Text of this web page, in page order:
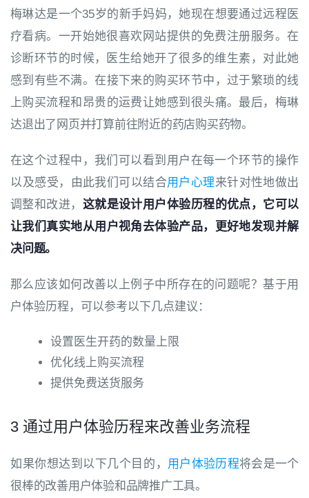
梅琳达是一个35岁的新手妈妈，她现在想要通过远程医
疗看病。一开始她很喜欢网站提供的免费注册服务。在
诊断环节的时候，医生给她开了很多的维生素，对此她
感到有些不满。在接下来的购买环节中，过于繁琐的线
上购买流程和昂贵的运费让她感到很头痛。最后，梅琳
达退出了网页并打算前往附近的药店购买药物。
在这个过程中，我们可以看到用户在每一个环节的操作
以及感受 ，由此我们可以结合用户心理来针对性地做出
调整和改进， 这就是设计用户体验历程的优点，它可以
让我们真实地从用户视角去体验产品，更好地发现并解
决问题。
那么应该如何改善以上例子中所存在的问题呢？基于用
户体验历程，可以参考以下几点建议：
设置医生开药的数量上限
优化线上购买流程
提供免费送货服务
3 通过用户体验历程来改善业务流程
如果你想达到以下几个目的， 用户体验历程将会是一个
很棒的改善用户体验和品牌推广工具。